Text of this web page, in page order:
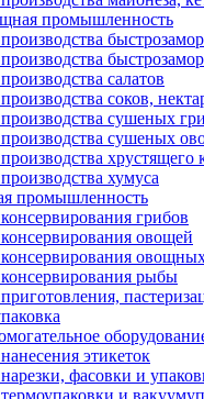
промышленность
салатов
соков,
сушеных
сушеных
хумуса
промышленность
грибов
овощей
рыбы
этикеток
фасовки и